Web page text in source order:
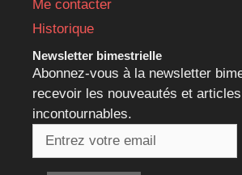
Me contacter
Historique
Newsletter bimestrielle
Abonnez-vous à la newsletter
recevoir les nouveautés et articles
incontournables.